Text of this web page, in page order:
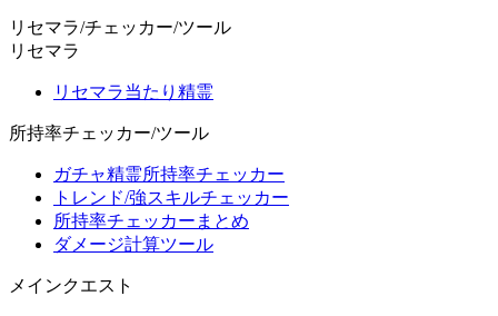
リセマラ/チェッカー/ツール
リセマラ
リセマラ当たり精霊
所持率チェッカー/ツール
ガチャ精霊所持率チェッカー
トレンド/強スキルチェッカー
所持率チェッカーまとめ
ダメージ計算ツール
メインクエスト